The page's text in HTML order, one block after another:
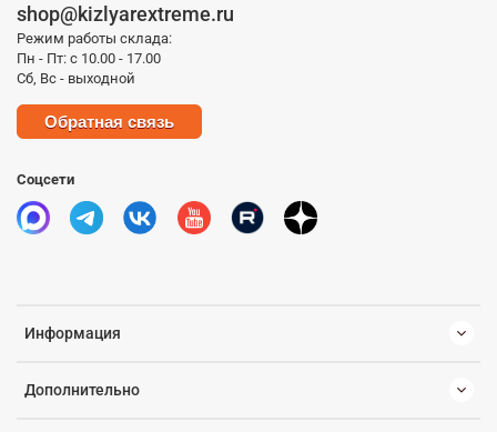
Информация
Дополнительно
shop@kizlyarextreme.ru
Режим работы склада:
Пн - Пт: с 10.00 - 17.00
Сб, Вс - выходной
Обратная связь
Соцсети